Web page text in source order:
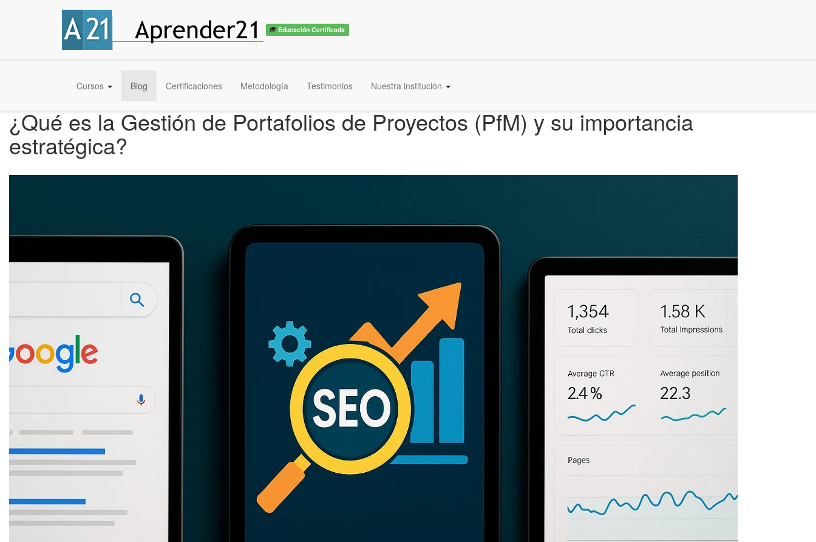
Educación Certificada
Cursos Blog Certificaciones Metodología Testimonios Nuestra institución
¿Qué es la Gestión de Portafolios de Proyectos (PfM) y su importancia
estratégica?